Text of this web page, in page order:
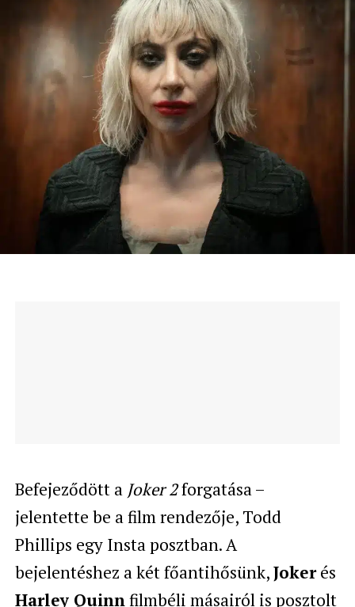
Befejeződött a Joker 2forgatása –
jelentette be a film rendezője, Todd
Phillips egy Insta posztban. A
bejelentéshez a két főantihősünk,Jokerés
Harley Quinnfilmbéli másairól is posztolt